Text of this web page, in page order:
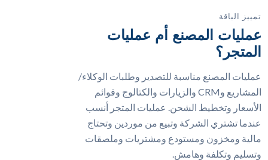
تمييز الباقة
عمليات المصنع أم عمليات
المتجر؟
عمليات المصنع مناسبة للتصدير وطلبات الوكلاء/
المشاريع وCRM والزيارات والكتالوج وقوائم
الأسعار وتخطيط الشحن. عمليات المتجر أنسب
عندما تشتري الشركة وتبيع من موردين وتحتاج
مالية ومخزون ومستودع ومشتريات وملصقات
وتسليم وتكلفة وهامش.